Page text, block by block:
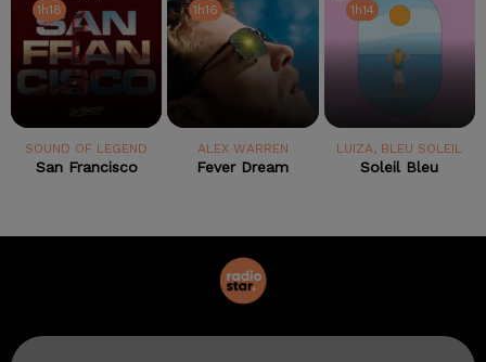
1h18
1h18
SOUND OF LEGEND
San Francisco
1h16
1h16
ALEX WARREN
Fever Dream
1h14
1h14
LUIZA, BLEU SOLEIL
Soleil Bleu